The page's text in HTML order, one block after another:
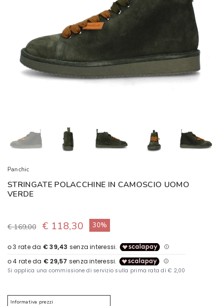
Panchic
STRINGATE POLACCHINE IN CAMOSCIO UOMO
VERDE
€ 169,00 € 118,30 30%
Informativa prezzi